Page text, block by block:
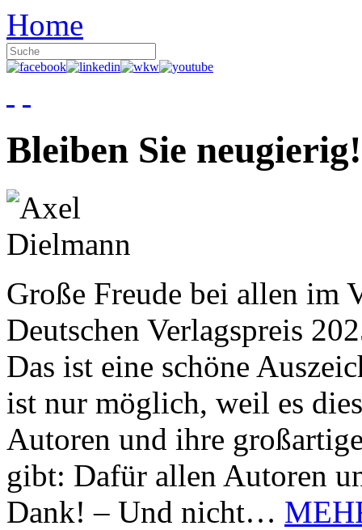
Home
Bleiben Sie neugierig!
Große Freude bei allen im
Deutschen Verlagspreis
Das ist eine schöne
ist nur möglich, weil es
Autoren und ihre
gibt: Dafür allen Autoren
Dank! – Und nicht…